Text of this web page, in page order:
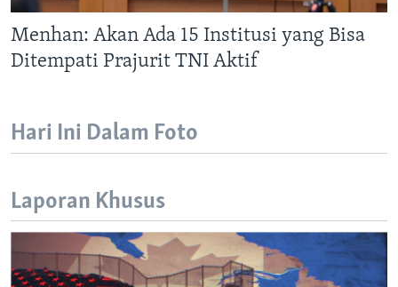
Menhan: Akan Ada 15 Institusi yang Bisa
Ditempati Prajurit TNI Aktif
Hari Ini Dalam Foto
Laporan Khusus